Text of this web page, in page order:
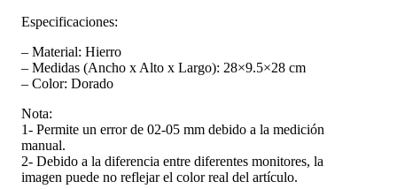
Especificaciones:
– Material: Hierro
– Medidas (Ancho x Alto x Largo): 28×9.5×28 cm
– Color: Dorado
Nota:
1- Permite un error de 02-05 mm debido a la medición
manual.
2- Debido a la diferencia entre diferentes monitores, la
imagen puede no reflejar el color real del artículo.